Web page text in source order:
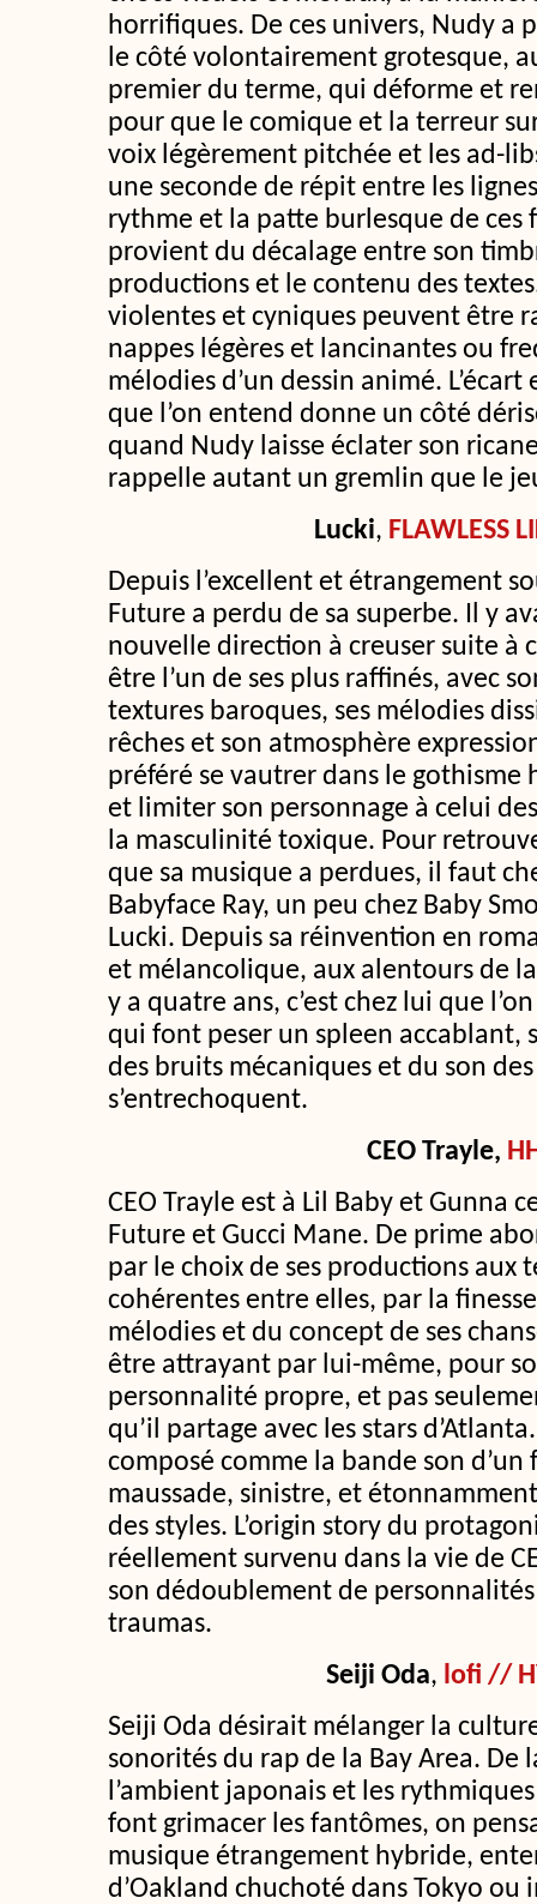
horrifiques. De ces univers, Nudy a
le côté volontairement grotesque,
premier du terme, qui déforme et
pour que le comique et la terreur
voix légèrement pitchée et les ad-
une seconde de répit entre les
rythme et la patte burlesque de ces
provient du décalage entre son
productions et le contenu des
violentes et cyniques peuvent être
nappes légères et lancinantes ou
mélodies d’un dessin animé.
que l’on entend donne un côté
quand Nudy laisse éclater son
rappelle autant un gremlin que le
Lucki, FLAWLESS
Depuis l’excellent et étrangement
Future a perdu de sa superbe. Il y
nouvelle direction à creuser suite à
être l’un de ses plus raffinés, avec
textures baroques, ses mélodies
rêches et son atmosphère
préféré se vautrer dans le gothisme
et limiter son personnage à celui
la masculinité toxique. Pour
que sa musique a perdues, il faut
Babyface Ray, un peu chez Baby
Lucki. Depuis sa réinvention en
et mélancolique, aux alentours de
y a quatre ans, c’est chez lui que
qui font peser un spleen accablant,
des bruits mécaniques et du son
s’entrechoquent.
CEO Trayle,
CEO Trayle est à Lil Baby et Gunna
Future et Gucci Mane. De prime
par le choix de ses productions aux
cohérentes entre elles, par la
mélodies et du concept de ses
être attrayant par lui-même, pour
personnalité propre, et pas
qu’il partage avec les stars
composé comme la bande son
maussade, sinistre, et
des styles. L’origin story du
réellement survenu dans la vie de
son dédoublement de
traumas.
Seiji Oda, lofi //
Seiji Oda désirait mélanger la
sonorités du rap de la Bay Area. De
l’ambient japonais et les
font grimacer les fantômes, on
musique étrangement hybride,
d’Oakland chuchoté dans Tokyo ou